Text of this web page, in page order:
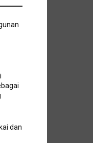
dan